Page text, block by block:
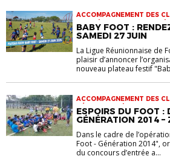
ACCOMPAGNEMENT DES
FOOT | FOOT ANIMATION |
JEUNES | VIE DES CLUBS
BABY FOOT :
SAMEDI 27 JUIN
La Ligue Réunionnaise de
plaisir d’annoncer
nouveau plateau festif
ACCOMPAGNEMENT DES
DÉTECTIONS | INFOS-
PÔLE ESPOIRS | VIE DES
ESPOIRS DU FOOT :
GÉNÉRATION 2014 –
Dans le cadre de
Foot - Génération 2014",
du concours d’entrée a...